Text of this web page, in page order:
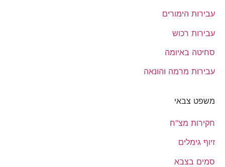
עבירות הימורים
עבירות רכוש
סחיטה באיומה
עבירות מרמה והונאה
משפט צבאי
חקירות מצ"ח
זיוף גימלים
סמים בצבא